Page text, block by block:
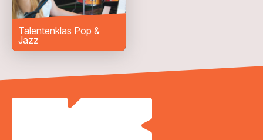
Talentenklas Pop &
Jazz